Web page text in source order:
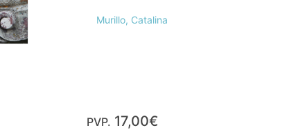
Murillo, Catalina
PVP. 17,00€